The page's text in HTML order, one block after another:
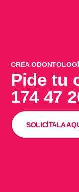
CREA
Pide tu
174 47
SOLICÍTALA